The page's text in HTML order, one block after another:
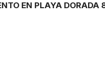
EN PLAYA DORADA